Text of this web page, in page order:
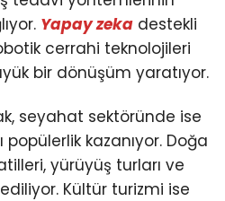
Yapay zeka destekli
cerrahi teknolojileri
bir dönüşüm yaratıyor.
seyahat sektöründe ise
kazanıyor. Doğa
yürüyüş turları ve
Kültür turizmi ise